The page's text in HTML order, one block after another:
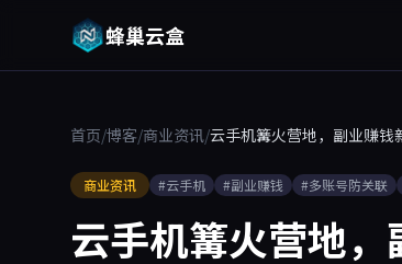
蜂巢云盒
首页/博客/商业资讯/云手机篝火营地，副业赚钱
商业资讯 #云手机 #副业赚钱 #多账号防关联
云手机篝火营地